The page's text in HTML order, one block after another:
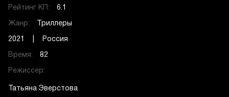
Рейтинг КП: 6.1
Жанр: Триллеры
2021 | Россия
Время: 82
Режиссер:
Татьяна Эверстова